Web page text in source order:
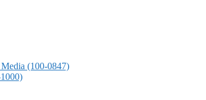
(100-0847)